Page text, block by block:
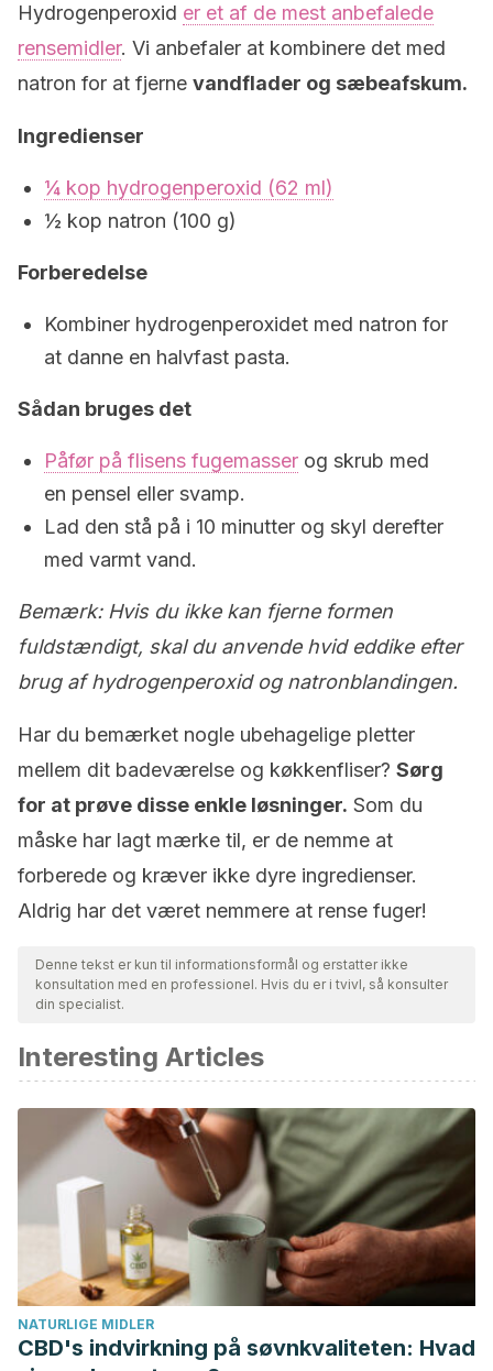
Hydrogenperoxid er et af de mest anbefalede
rensemidler. Vi anbefaler at kombinere det med
natron for at fjerne vandflader og sæbeafskum.
Ingredienser
¼ kop hydrogenperoxid (62 ml)
½ kop natron (100 g)
Forberedelse
Kombiner hydrogenperoxidet med natron for
at danne en halvfast pasta.
Sådan bruges det
Påfør på flisens fugemasser og skrub med
en pensel eller svamp.
Lad den stå på i 10 minutter og skyl derefter
med varmt vand.
Bemærk: Hvis du ikke kan fjerne formen
fuldstændigt, skal du anvende hvid eddike efter
brug af hydrogenperoxid og natronblandingen.
Har du bemærket nogle ubehagelige pletter
mellem dit badeværelse og køkkenfliser? Sørg
for at prøve disse enkle løsninger. Som du
måske har lagt mærke til, er de nemme at
forberede og kræver ikke dyre ingredienser.
Aldrig har det været nemmere at rense fuger!
Denne tekst er kun til informationsformål og erstatter ikke
konsultation med en professionel. Hvis du er i tvivl, så konsulter
din specialist.
Interesting Articles
NATURLIGE MIDLER
CBD's indvirkning på søvnkvaliteten: Hvad